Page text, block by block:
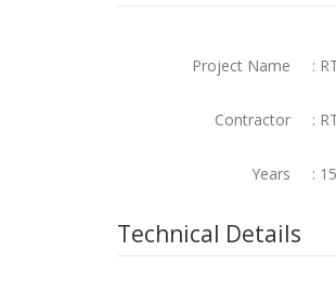
Project Name :
Contractor :
Years :
Technical Details